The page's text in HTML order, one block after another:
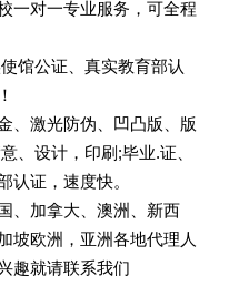
一对一专业服务，可全程
馆公证、真实教育部认
、激光防伪、凹凸版、版
、设计，印刷;毕业.证、
认证，速度快。
、加拿大、澳洲、新西
坡欧洲，亚洲各地代理人
趣就请联系我们